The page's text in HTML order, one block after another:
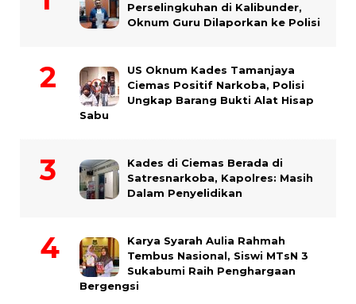
Perselingkuhan di Kalibunder,
Oknum Guru Dilaporkan ke Polisi
US Oknum Kades Tamanjaya
Ciemas Positif Narkoba, Polisi
Ungkap Barang Bukti Alat Hisap
Sabu
Kades di Ciemas Berada di
Satresnarkoba, Kapolres: Masih
Dalam Penyelidikan
Karya Syarah Aulia Rahmah
Tembus Nasional, Siswi MTsN 3
Sukabumi Raih Penghargaan
Bergengsi